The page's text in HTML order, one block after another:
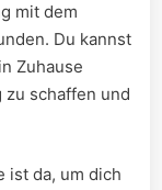
mit dem
Du kannst
Zuhause
schaffen und‍
ist da, um dich